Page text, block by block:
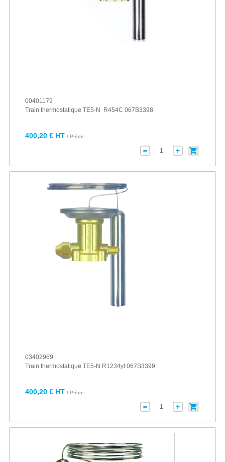
00401179
Train thermostatique TE5-N R454C 067B3398
400,20 € HT / Pièce
03402969
Train thermostatique TE5-N R1234yf 067B3399
400,20 € HT / Pièce